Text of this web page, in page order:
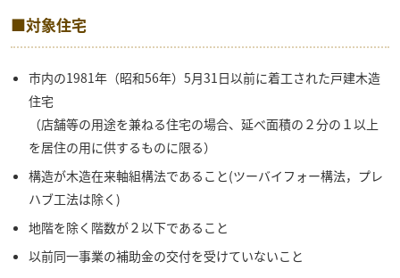
■対象住宅
市内の1981年（昭和56年）5月31日以前に着工された戸建木造
住宅
（店舗等の用途を兼ねる住宅の場合、延べ面積の２分の１以上
を居住の用に供するものに限る）
構造が木造在来軸組構法であること(ツーバイフォー構法，プレ
ハブ工法は除く)
地階を除く階数が２以下であること
以前同一事業の補助金の交付を受けていないこと